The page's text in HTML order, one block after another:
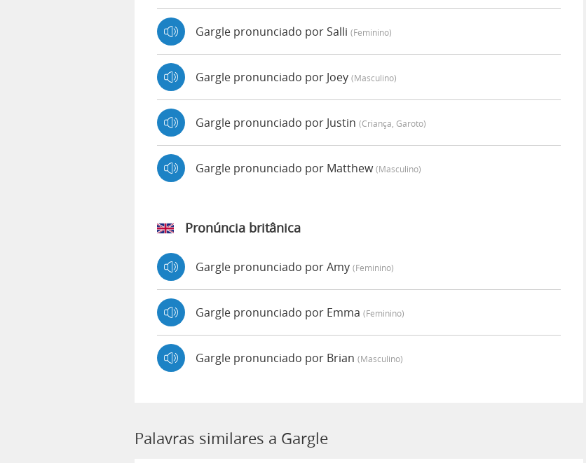
Gargle pronunciado por Salli (feminino)
Gargle pronunciado por Joey (masculino)
Gargle pronunciado por Justin (criança, Garoto)
Gargle pronunciado por Matthew(masculino)
Pronúncia britânica
Gargle pronunciado por Amy (feminino)
Gargle pronunciado por Emma (feminino)
Gargle pronunciado por Brian (masculino)
Palavras similares a Gargle